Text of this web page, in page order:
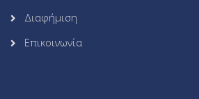
Διαφήμιση
Επικοινωνία